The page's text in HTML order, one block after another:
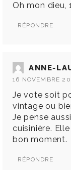
Oh mon dieu,
RÉPONDRE
ANNE-
16 NOVEMBRE
Je vote soit
vintage ou
Je pense
cuisinière.
bon moment.
RÉPONDRE